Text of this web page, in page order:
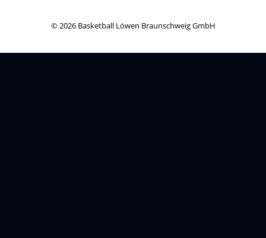
© 2026 Basketball Löwen Braunschweig GmbH